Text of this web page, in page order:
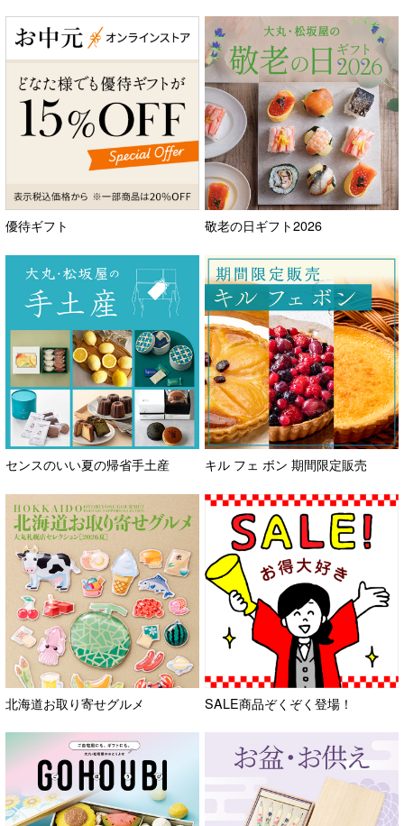
優待ギフト 敬老の日ギフト2026
センスのいい夏の帰省手土産 キル フェ ボン 期間限定販売
北海道お取り寄せグルメ SALE商品ぞくぞく登場！